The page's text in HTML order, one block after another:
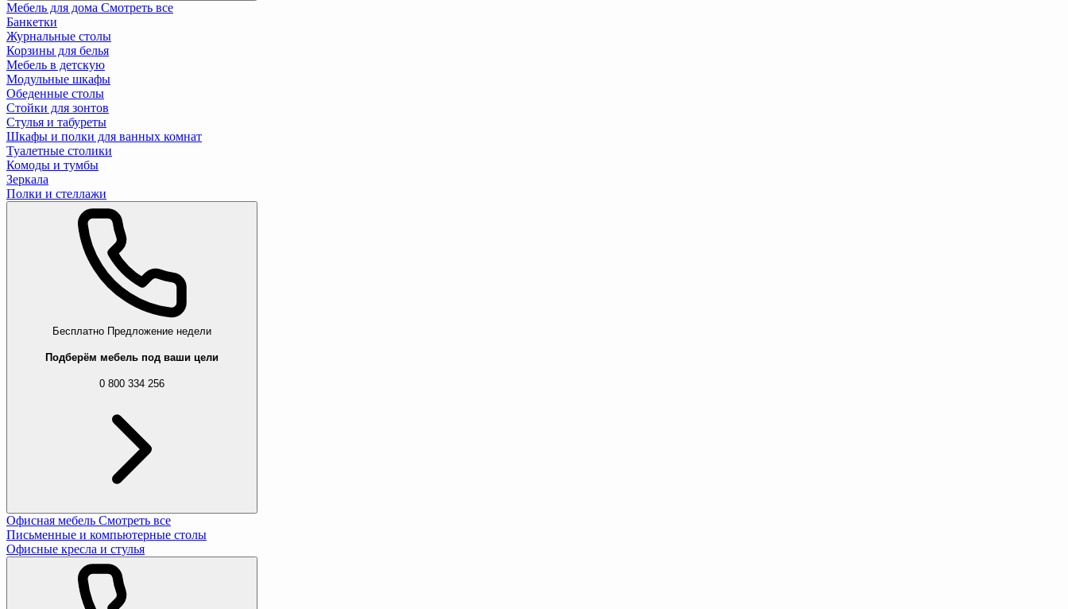
Мебель для дома Смотреть все
Банкетки
Журнальные столы
Корзины для белья
Мебель в детскую
Модульные шкафы
Обеденные столы
Стойки для зонтов
Стулья и табуреты
Шкафы и полки для ванных комнат
Туалетные столики
Комоды и тумбы
Зеркала
Полки и стеллажи
Бесплатно Предложение недели
Подберём мебель под ваши цели
0 800 334 256
Офисная мебель Смотреть все
Письменные и компьютерные столы
Офисные кресла и стулья